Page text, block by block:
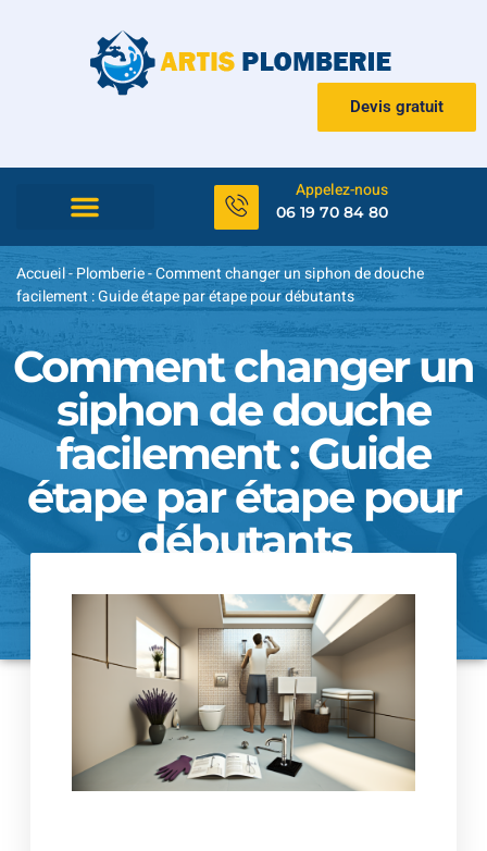
Devis gratuit
Appelez-nous
06 19 70 84 80
Accueil-Plomberie-Comment changer un siphon de douche
facilement : Guide étape par étape pour débutants
Comment changer un
siphon de douche
facilement : Guide
étape par étape pour
débutants
09/11/2024